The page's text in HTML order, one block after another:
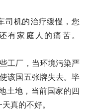
司机的治疗缓慢，您
有家庭人的痛苦。
工厂，当环境污染严
该国五张牌失去。毕
土地，当前国家的四
真的不好。